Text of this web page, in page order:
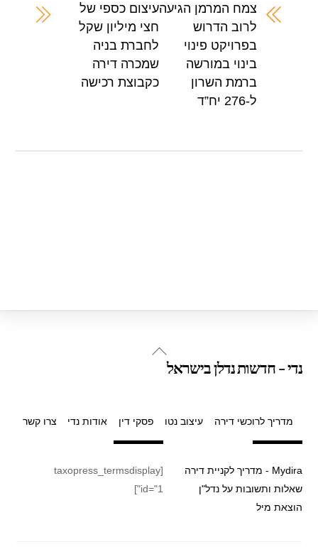
b
A
p
p
צמח המרמן הגיעה
לרוב הדרוש
בפרויקט פינוי
בינוי במורשה
ברמת השרון
ל-276 יח”ד
עיצום כספי של
חצי מיליון שקל
לחברת בניה
שמכרה דירה
כקבוצת רכישה
Back
נדי - חדשות נדלן בישראל
מדריך לרוכשי דירה עיצוב נטו פסקי דין אודות נדי צרו קשר
Mydira - מדריך לקניית דירה
שאלות ותשובות על נדל"ן
הוצאת מיל
[taxopress_termsdisplay
id="1"]